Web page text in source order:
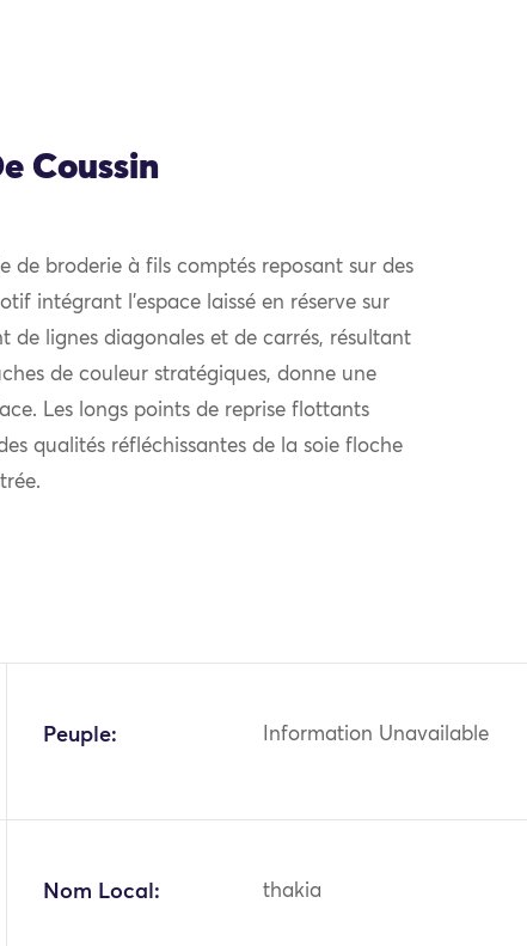
Coussin
de broderie à fils comptés reposant sur des
intégrant l’espace laissé en réserve sur
de lignes diagonales et de carrés, résultant
de couleur stratégiques, donne une
Les longs points de reprise flottants
qualités réfléchissantes de la soie floche
Peuple: Information Unavailable
Nom Local: thakia